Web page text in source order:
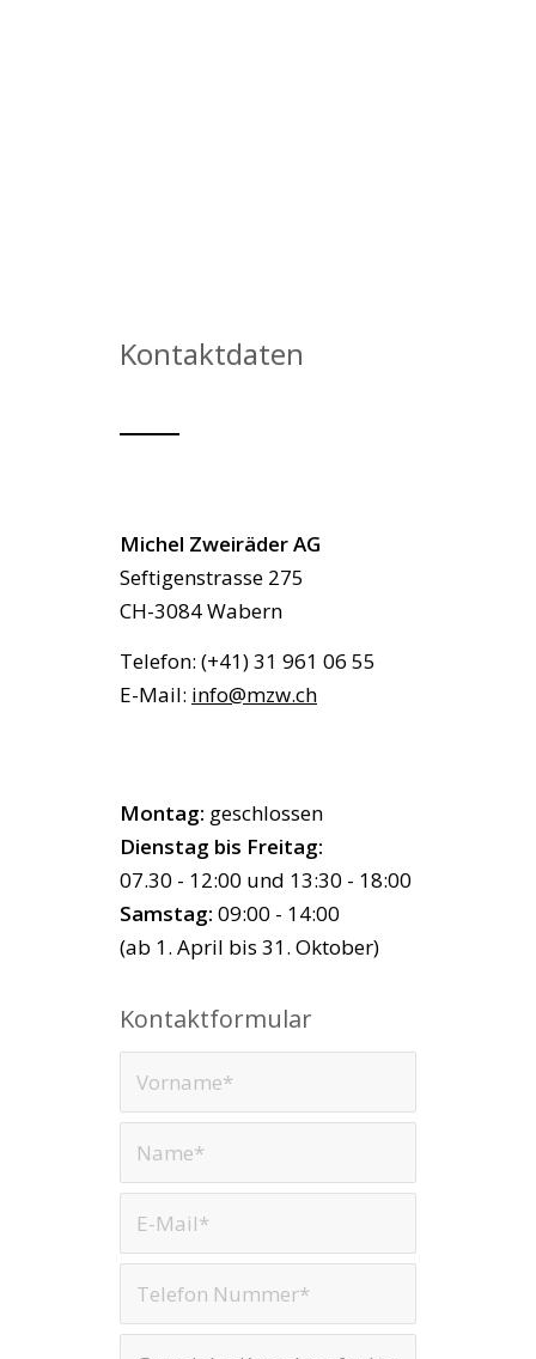
Kontaktdaten
Michel Zweiräder AG
Seftigenstrasse 275
CH-3084 Wabern
Telefon: (+41) 31 961 06 55
E-Mail: info@mzw.ch
Montag: geschlossen
Dienstag bis Freitag:
07.30 - 12:00 und 13:30 - 18:00
Samstag: 09:00 - 14:00
(ab 1. April bis 31. Oktober)
Kontaktformular